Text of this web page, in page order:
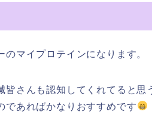
マイプロテインになります。
さんも認知してくれてると思
であればかなりおすすめです